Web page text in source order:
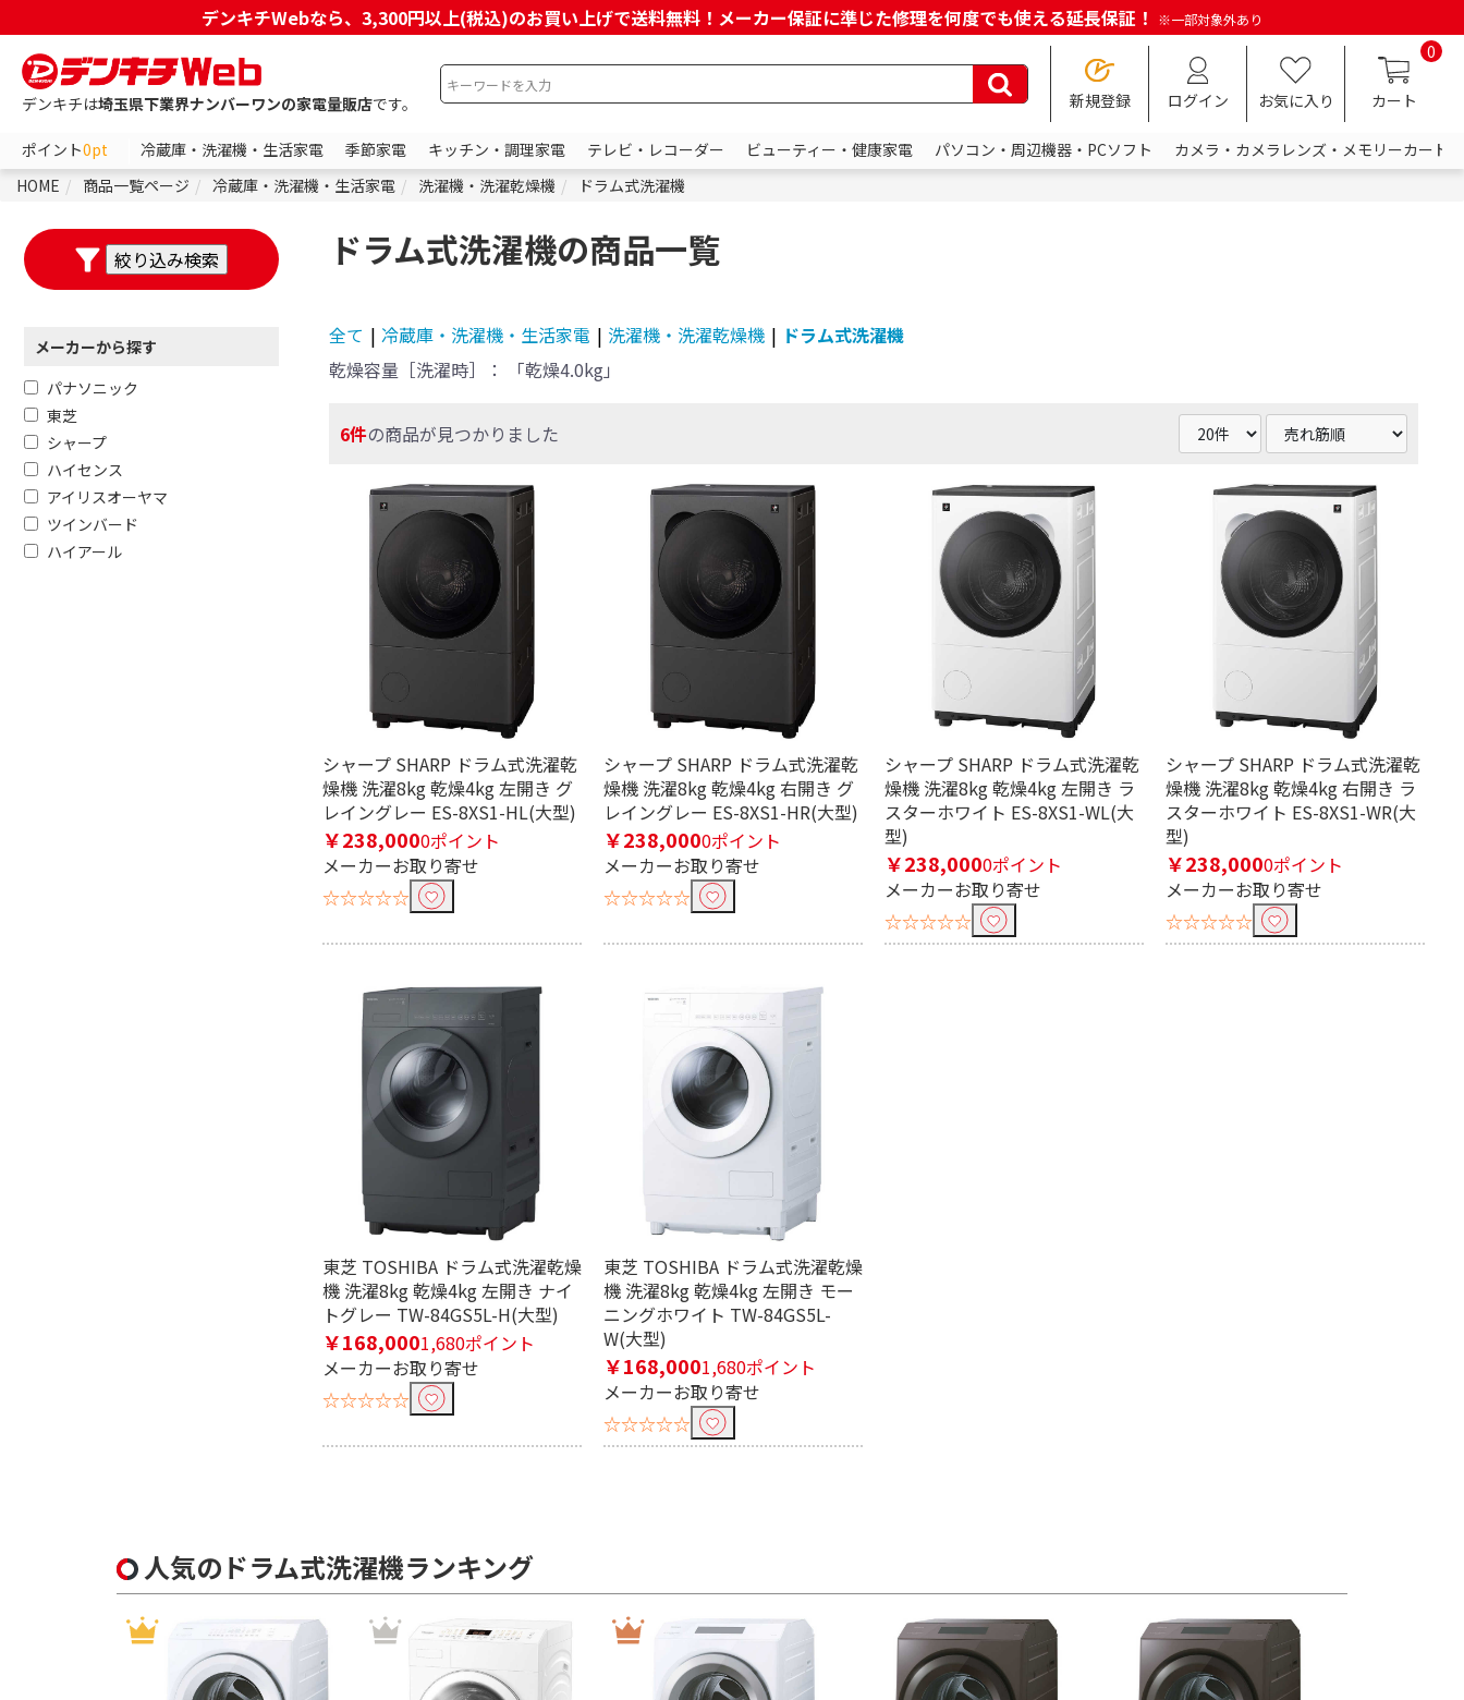
デンキチWebなら、3,300円以上(税込)のお買い上げで送料無料！メーカー保証に準じた修理を何度でも使える延長保証！ ※一部対象外あり
デンキチは埼玉県下業界ナンバーワンの家電量販店です。 新規登録 ログイン お気に入り
0
カート
ポイント0pt 冷蔵庫・洗濯機・生活家電 季節家電 キッチン・調理家電 テレビ・レコーダー ビューティー・健康家電 パソコン・周辺機器・PCソフト
カメラ・カメラレンズ・メモリーカード
HOME
商品一覧ページ 冷蔵庫・洗濯機・生活家電 洗濯機・洗濯乾燥機 ドラム式洗濯機
ドラム式洗濯機の商品一覧
全て | 冷蔵庫・洗濯機・生活家電 | 洗濯機・洗濯乾燥機 | ドラム式洗濯機
乾燥容量［洗濯時］：
「乾燥4.0kg」
6件の商品が見つかりました
シャープ SHARP ドラム式洗濯乾
燥機 洗濯8kg 乾燥4kg 左開き グ
レイングレー ES-8XS1-HL(大型)
￥238,0000ポイント
メーカーお取り寄せ
☆☆☆☆☆
シャープ SHARP ドラム式洗濯乾
燥機 洗濯8kg 乾燥4kg 右開き グ
レイングレー ES-8XS1-HR(大型)
￥238,0000ポイント
メーカーお取り寄せ
☆☆☆☆☆
シャープ SHARP ドラム式洗濯乾
燥機 洗濯8kg 乾燥4kg 左開き ラ
スターホワイト ES-8XS1-WL(大
型)
￥238,0000ポイント
メーカーお取り寄せ
☆☆☆☆☆
シャープ SHARP ドラム式洗濯乾
燥機 洗濯8kg 乾燥4kg 右開き ラ
スターホワイト ES-8XS1-WR(大
型)
￥238,0000ポイント
メーカーお取り寄せ
☆☆☆☆☆
東芝 TOSHIBA ドラム式洗濯乾燥
機 洗濯8kg 乾燥4kg 左開き ナイ
トグレー TW-84GS5L-H(大型)
￥168,0001,680ポイント
メーカーお取り寄せ
☆☆☆☆☆
東芝 TOSHIBA ドラム式洗濯乾燥
機 洗濯8kg 乾燥4kg 左開き モー
ニングホワイト TW-84GS5L-
W(大型)
￥168,0001,680ポイント
メーカーお取り寄せ
☆☆☆☆☆
メーカーから探す
パナソニック
東芝
シャープ
ハイセンス
アイリスオーヤマ
ツインバード
ハイアール
条件で絞り込む
フリーワードで絞り込む
除外する にチェックを入れると、指定したワードを除外して検索します。
価格で絞り込む
円~ 円
便利&快適機能で絞り込む
自動おそうじ機能 温水洗浄機能 スマホ操作機能
ドアタイプで絞り込む
左開き
洗濯容量で絞り込む
洗濯10.0kg 洗濯12.0kg
インバーター搭載で絞り込む
乾燥方式で絞り込む
ヒートポンプ乾燥
ヒーター乾燥(排気タ
イプ)
ヒーター乾燥(水冷・
除湿タイプ)
人気のドラム式洗濯機ランキング